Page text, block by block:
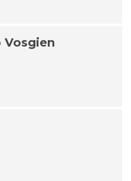
Vosgien